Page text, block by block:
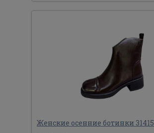
Женские осенние ботинки 31415